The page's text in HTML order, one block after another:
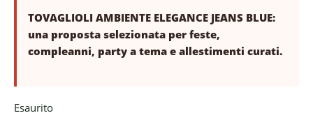
TOVAGLIOLI AMBIENTE ELEGANCE JEANS BLUE:
una proposta selezionata per feste,
compleanni, party a tema e allestimenti curati.
Esaurito